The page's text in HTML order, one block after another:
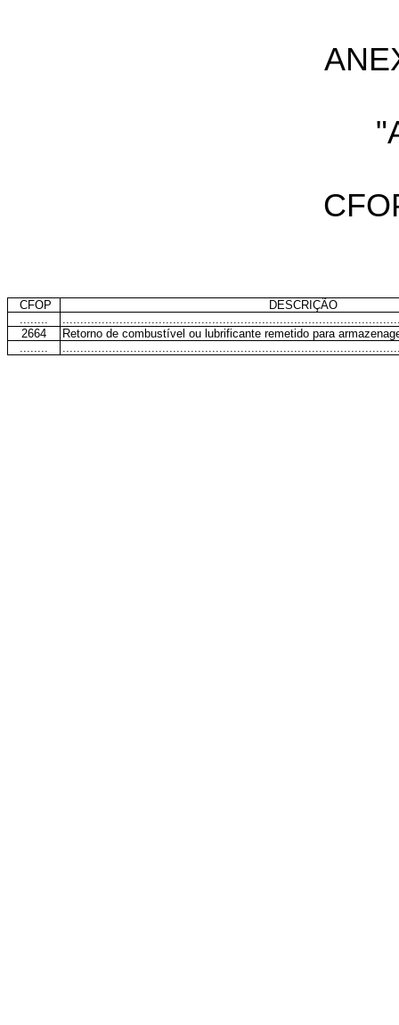
CFOP
DESCRIÇÃO
........
2664
Retorno de combustível ou lubrificante remetido para
........